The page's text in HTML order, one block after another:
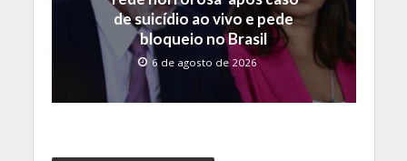
de suicídio ao vivo e pede
bloqueio no Brasil
6 de agosto de 2026